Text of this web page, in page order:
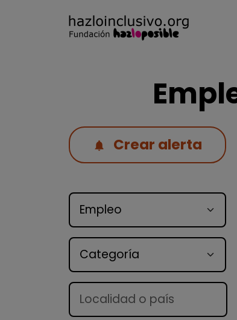
Crear alerta
Tipo de oferta
Categoría
Lugar